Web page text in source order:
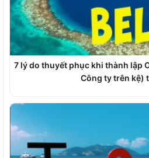
7 lý do thuyết phục khi thành lập
Công ty trên kệ)